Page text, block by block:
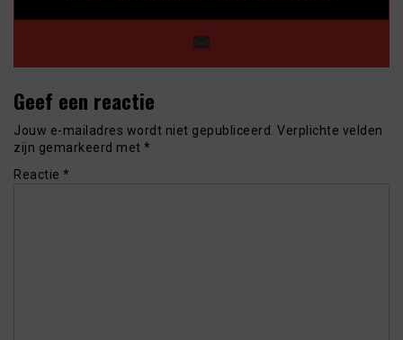
Geef een reactie
Jouw e-mailadres wordt niet gepubliceerd. Verplichte velden
zijn gemarkeerd met *
Reactie *